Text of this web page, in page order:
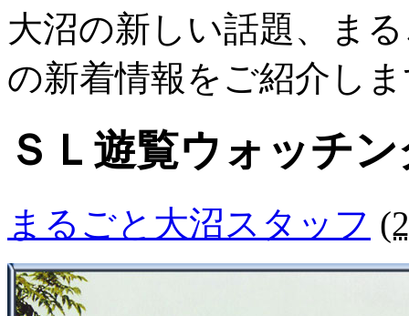
大沼の新しい話題、ま
の新着情報をご紹介し
ＳＬ遊覧ウォッチ
まるごと大沼スタッフ (